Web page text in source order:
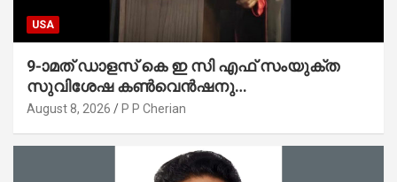
USA
9-ാമത് ഡാളസ് കെ ഇ സി എഫ് സംയുക്ത
സുവിശേഷ കൺവെൻഷനു
പ്രാർത്ഥനാനിർഭരമായ തുടക്കം
August 8, 2026 P P Cherian